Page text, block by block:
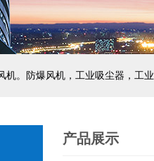
机。防爆风机，工业吸尘器，工
产品展示